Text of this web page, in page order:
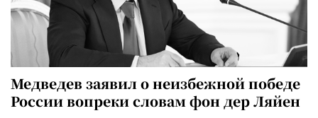
Медведев заявил о неизбежной победе
России вопреки словам фон дер Ляйен